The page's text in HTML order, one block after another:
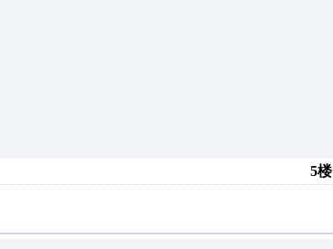
5楼